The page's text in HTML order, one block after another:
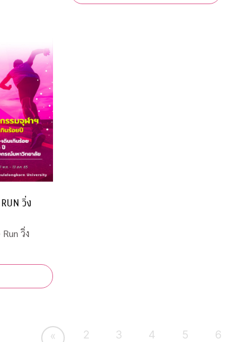
วิ่ง
วิ่ง
« 2 3 4 5 6